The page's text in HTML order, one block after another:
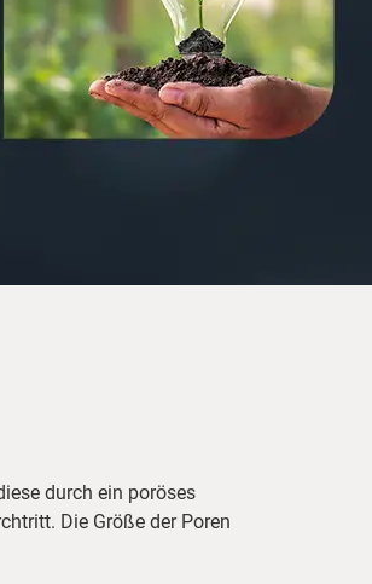
durch ein poröses
Die Größe der Poren